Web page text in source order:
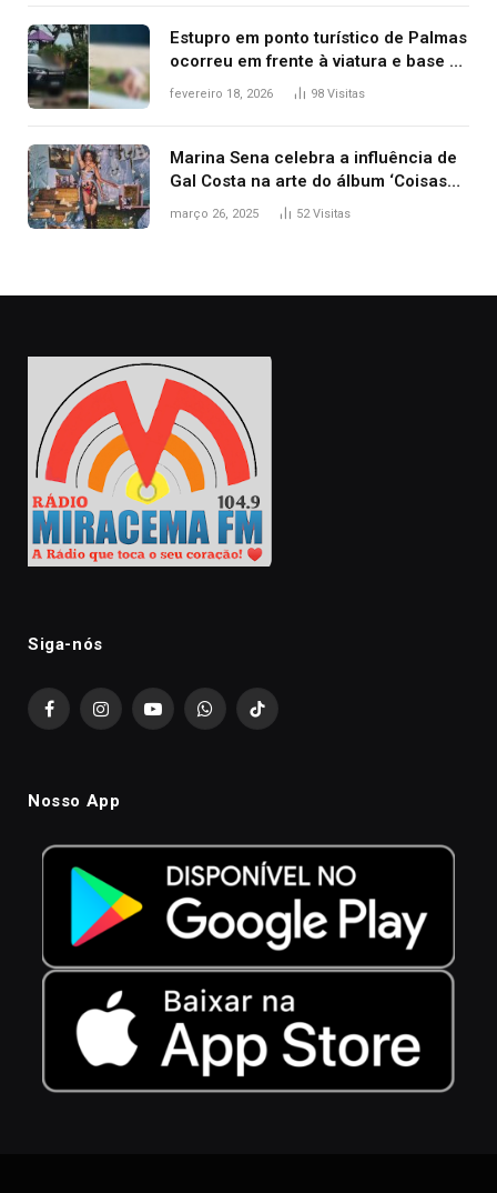
Estupro em ponto turístico de Palmas
ocorreu em frente à viatura e base de
segurança; polícia investiga
fevereiro 18, 2026 98 Visitas
Marina Sena celebra a influência de
Gal Costa na arte do álbum ‘Coisas
naturais’
março 26, 2025 52Visitas
Siga-nós
FacebookInstagramYouTubeWhatsAppTikTok
Nosso App